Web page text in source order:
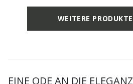
WEITERE PRODUKTE
EINE ODE AN DIE ELEGANZ